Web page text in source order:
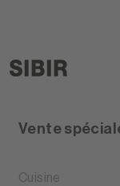
Vente
Cuisine